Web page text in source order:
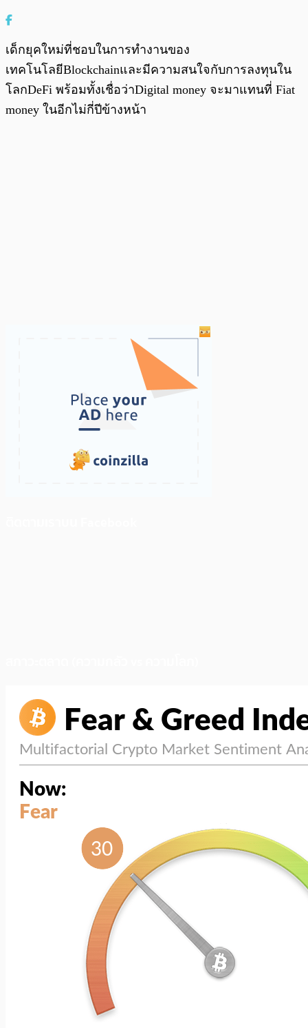
เด็กยุคใหม่ที่ชอบในการทำงานของ
เทคโนโลยีBlockchainและมีความสนใจกับการลงทุนใน
โลกDeFi พร้อมทั้งเชื่อว่าDigital money จะมาแทนที่ Fiat
money ในอีกไม่กี่ปีข้างหน้า